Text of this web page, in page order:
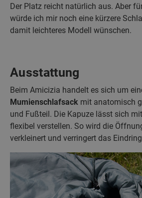
Der Platz reicht natürlich aus. Aber
würde ich mir noch eine kürzere
damit leichteres Modell wünschen.
Ausstattung
Beim Amicizia handelt es sich um
Mumienschlafsack mit anatomisch
und Fußteil. Die Kapuze lässt sich
flexibel verstellen. So wird die
verkleinert und verringert das